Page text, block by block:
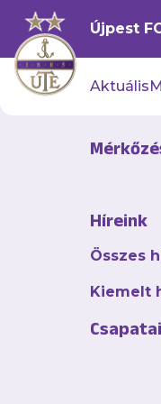
Újpest
Aktuális
Híreink
Összes
Kiemelt